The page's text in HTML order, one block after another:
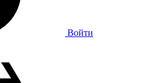
Войти